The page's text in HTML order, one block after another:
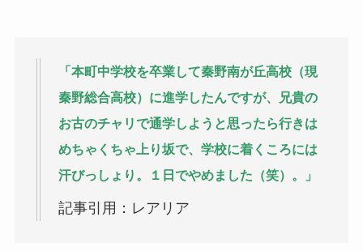
「本町中学校を卒業して秦野南が丘高校（現
秦野総合高校）に進学したんですが、兄貴の
お古のチャリで通学しようと思ったら行きは
めちゃくちゃ上り坂で、学校に着くころには
汗びっしょり。１日でやめました（笑）。」
記事引用：レアリア